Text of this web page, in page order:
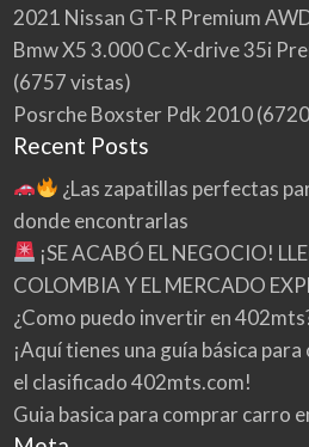
2021 Nissan GT-R Premium
Bmw X5 3.000 Cc X-drive 35i
(6757 vistas)
Posrche Boxster Pdk 2010
Recent Posts
¿Las zapatillas perfectas
donde encontrarlas
¡SE ACABÓ EL NEGOCIO!
COLOMBIA Y EL MERCADO
¿Como puedo invertir en
¡Aquí tienes una guía básica
el clasificado 402mts.com!
Guia basica para comprar carro